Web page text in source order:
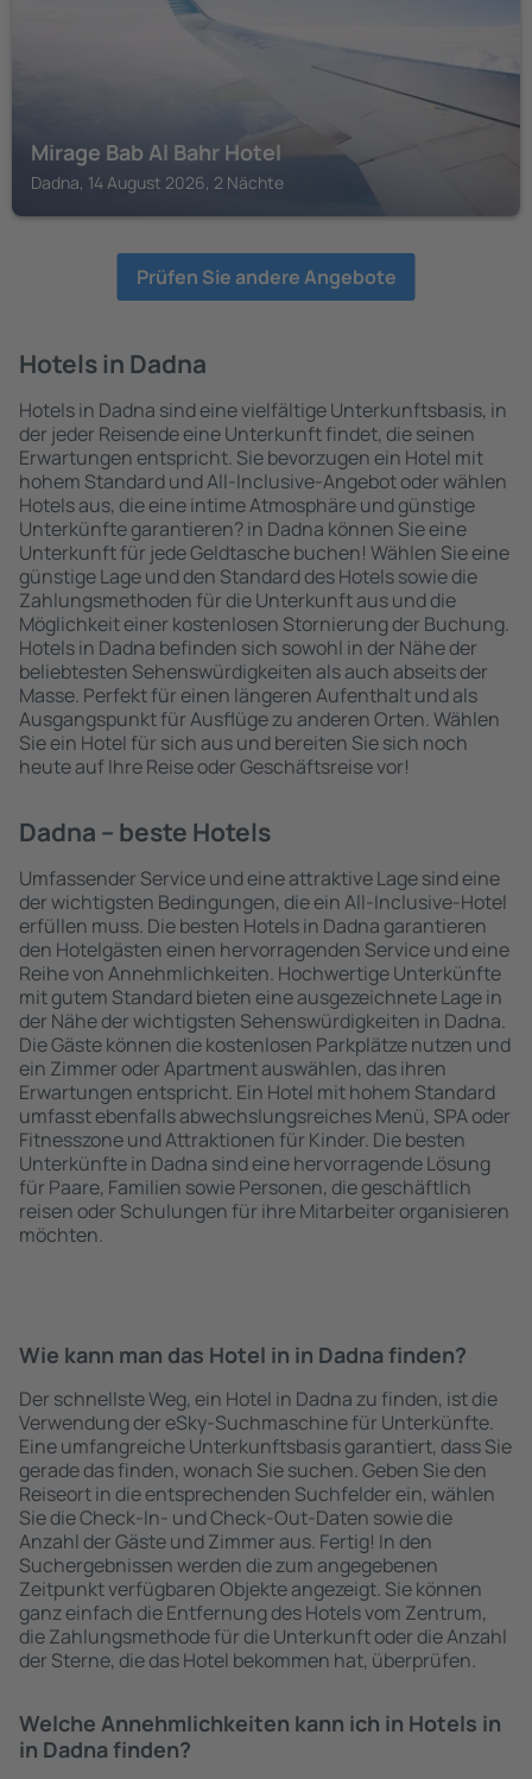
Mirage Bab Al Bahr Hotel
Dadna, 14 August 2026, 2 Nächte
Prüfen Sie andere Angebote
Hotels in Dadna
Hotels in Dadna sind eine vielfältige Unterkunftsbasis, in
der jeder Reisende eine Unterkunft findet, die seinen
Erwartungen entspricht. Sie bevorzugen ein Hotel mit
hohem Standard und All-Inclusive-Angebot oder wählen
Hotels aus, die eine intime Atmosphäre und günstige
Unterkünfte garantieren? in Dadna können Sie eine
Unterkunft für jede Geldtasche buchen! Wählen Sie eine
günstige Lage und den Standard des Hotels sowie die
Zahlungsmethoden für die Unterkunft aus und die
Möglichkeit einer kostenlosen Stornierung der Buchung.
Hotels in Dadna befinden sich sowohl in der Nähe der
beliebtesten Sehenswürdigkeiten als auch abseits der
Masse. Perfekt für einen längeren Aufenthalt und als
Ausgangspunkt für Ausflüge zu anderen Orten. Wählen
Sie ein Hotel für sich aus und bereiten Sie sich noch
heute auf Ihre Reise oder Geschäftsreise vor!
Dadna – beste Hotels
Umfassender Service und eine attraktive Lage sind eine
der wichtigsten Bedingungen, die ein All-Inclusive-Hotel
erfüllen muss. Die besten Hotels in Dadna garantieren
den Hotelgästen einen hervorragenden Service und eine
Reihe von Annehmlichkeiten. Hochwertige Unterkünfte
mit gutem Standard bieten eine ausgezeichnete Lage in
der Nähe der wichtigsten Sehenswürdigkeiten in Dadna.
Die Gäste können die kostenlosen Parkplätze nutzen und
ein Zimmer oder Apartment auswählen, das ihren
Erwartungen entspricht. Ein Hotel mit hohem Standard
umfasst ebenfalls abwechslungsreiches Menü, SPA oder
Fitnesszone und Attraktionen für Kinder. Die besten
Unterkünfte in Dadna sind eine hervorragende Lösung
für Paare, Familien sowie Personen, die geschäftlich
reisen oder Schulungen für ihre Mitarbeiter organisieren
möchten.
Wie kann man das Hotel in in Dadna finden?
Der schnellste Weg, ein Hotel in Dadna zu finden, ist die
Verwendung der eSky-Suchmaschine für Unterkünfte.
Eine umfangreiche Unterkunftsbasis garantiert, dass Sie
gerade das finden, wonach Sie suchen. Geben Sie den
Reiseort in die entsprechenden Suchfelder ein, wählen
Sie die Check-In- und Check-Out-Daten sowie die
Anzahl der Gäste und Zimmer aus. Fertig! In den
Suchergebnissen werden die zum angegebenen
Zeitpunkt verfügbaren Objekte angezeigt. Sie können
ganz einfach die Entfernung des Hotels vom Zentrum,
die Zahlungsmethode für die Unterkunft oder die Anzahl
der Sterne, die das Hotel bekommen hat, überprüfen.
Welche Annehmlichkeiten kann ich in Hotels in
in Dadna finden?